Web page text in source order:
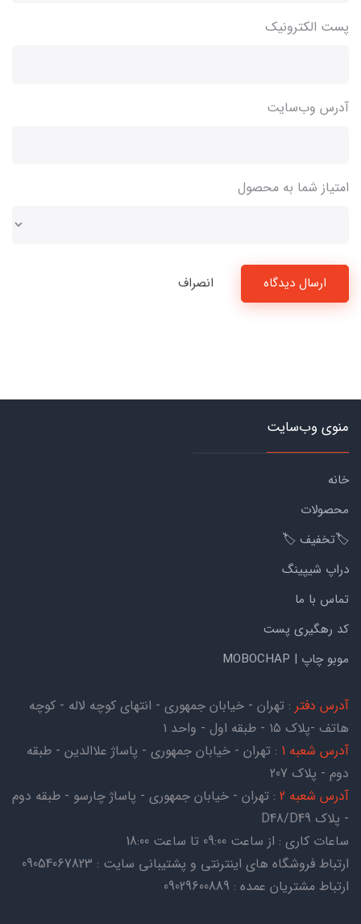
پست الکترونیک
آدرس وب‌سایت
امتیاز شما به محصول
ارسال دیدگاه انصراف
منوی وب‌سایت
خانه
محصولات
🏷️تخفیف 🏷️
دراپ شیپینگ
تماس با ما
کد رهگیری پست
موبو چاپ | MOBOCHAP
آدرس دفتر : تهران - خیابان جمهوری - انتهای کوچه لاله - کوچه
هاتف -پلاک ۱۵ - طبقه اول - واحد ۱
آدرس شعبه 1
: تهران - خیابان جمهوری - پاساژ علاالدین - طبقه
دوم - پلاک 207
آدرس شعبه 2
: تهران - خیابان جمهوری - پاساژ چارسو - طبقه دوم
- پلاک D48/D49
ساعات کاری : از ساعت 09:00 تا ساعت 18:00
ارتباط فروشگاه های اینترنتی و پشتیبانی سایت : 09054067823
ارتباط مشتریان عمده : 09029600889